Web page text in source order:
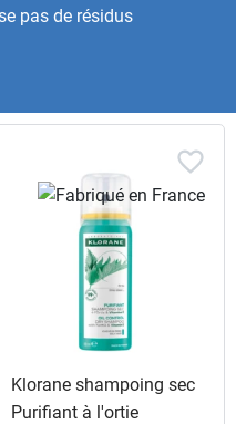
pas de résidus
Klorane shampoing sec
Purifiant à l'ortie